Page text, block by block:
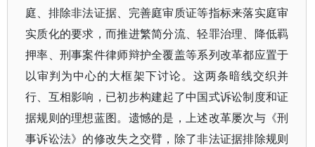
庭、排除非法证据、完善庭审质证等指标来落实庭审
实质化的要求，而推进繁简分流、轻罪治理、降低羁
押率、刑事案件律师辩护全覆盖等系列改革都应置于
以审判为中心的大框架下讨论。这两条暗线交织并
行、互相影响，已初步构建起了中国式诉讼制度和证
据规则的理想蓝图。遗憾的是，上述改革屡次与《刑
事诉讼法》的修改失之交臂，除了非法证据排除规则